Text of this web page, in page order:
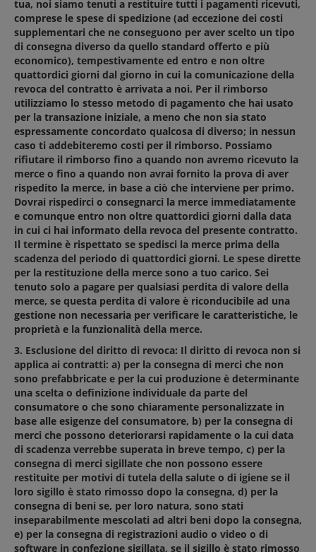
tua, noi siamo tenuti a restituire tutti i pagamenti ricevuti,
comprese le spese di spedizione (ad eccezione dei costi
supplementari che ne conseguono per aver scelto un tipo
di consegna diverso da quello standard offerto e più
economico), tempestivamente ed entro e non oltre
quattordici giorni dal giorno in cui la comunicazione della
revoca del contratto è arrivata a noi. Per il rimborso
utilizziamo lo stesso metodo di pagamento che hai usato
per la transazione iniziale, a meno che non sia stato
espressamente concordato qualcosa di diverso; in nessun
caso ti addebiteremo costi per il rimborso. Possiamo
rifiutare il rimborso fino a quando non avremo ricevuto la
merce o fino a quando non avrai fornito la prova di aver
rispedito la merce, in base a ciò che interviene per primo.
Dovrai rispedirci o consegnarci la merce immediatamente
e comunque entro non oltre quattordici giorni dalla data
in cui ci hai informato della revoca del presente contratto.
Il termine è rispettato se spedisci la merce prima della
scadenza del periodo di quattordici giorni. Le spese dirette
per la restituzione della merce sono a tuo carico. Sei
tenuto solo a pagare per qualsiasi perdita di valore della
merce, se questa perdita di valore è riconducibile ad una
gestione non necessaria per verificare le caratteristiche, le
proprietà e la funzionalità della merce.
3. Esclusione del diritto di revoca: Il diritto di revoca non si
applica ai contratti: a) per la consegna di merci che non
sono prefabbricate e per la cui produzione è determinante
una scelta o definizione individuale da parte del
consumatore o che sono chiaramente personalizzate in
base alle esigenze del consumatore, b) per la consegna di
merci che possono deteriorarsi rapidamente o la cui data
di scadenza verrebbe superata in breve tempo, c) per la
consegna di merci sigillate che non possono essere
restituite per motivi di tutela della salute o di igiene se il
loro sigillo è stato rimosso dopo la consegna, d) per la
consegna di beni se, per loro natura, sono stati
inseparabilmente mescolati ad altri beni dopo la consegna,
e) per la consegna di registrazioni audio o video o di
software in confezione sigillata, se il sigillo è stato rimosso